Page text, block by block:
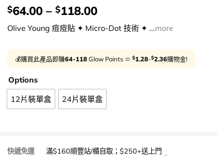
價
錢：
$64.00 – $118.00
Olive Young 痘痘貼 ✦ Micro-Dot 技術 ✦ ...more
💰購買此產品即賺64-118Glow Points ＝ $1.28-$2.36購物金!
Options
12片裝單盒 24片裝單盒
快遞免運
滿$160順豐站/櫃自取；$250+送上門